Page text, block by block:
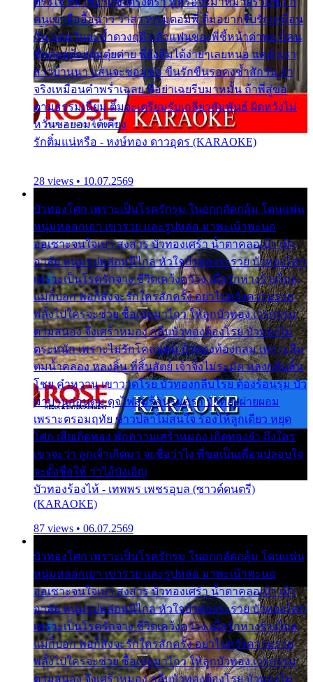
คนเขาลืออื้อฉาว ว่าสาวๆรุมตอมพี่ ติ๋มอยากรับรักเหมือน
กัน แต่หวั่นจะช้ำดวงฤดี กลัวแฟนของพี่ชี้หน้าด่าทอ ก็คน
ชื่อต๋อยต้อยตุ้มตุ๋ยต่าย พี่ยังลืมได้ง่ายๆเลยหนอ แค่ตัวเรา
สาวบ้านนา แสนจะซอมซ่อ ขืนรักขืนรอคงช้ำสักวัน ถ้า
จริงเหมือนคำพร่ำเฉลย พี่อย่าเฉยรีบมาหมั้น ถ้าพี่สู่ขอ
ตามธรรมเนียม ติ๋มจะเตรียมรับเกลียวสัมพันธ์ ผิดหวังไม่
หวั่นขอยอมได้เคียง
รักติ๋มแน่หรือ - หงษ์ทอง ดาวอุดร (KARAOKE)
28 views • 10.07.2569
บัวทองโศก เพราะเป็นโรครักรุม ในอกกลัดกลุ้ม โดนแฟน
หนุ่มหลอกเอา เขารวย และรูปหล่อ มาพะเน้าพะนอ
ออเซาะจนใจเบา สงสาร บัวทองเศร้า น้ำตาคลอเบ้า เฝ้า
อาลัย หนุ่มรูปหล่อหนีไกล หัวใจบัวทองระรวย บัวทองโศก
เพราะเป็นโรครักจาง ชีวิตเคว้งคว้าง เมื่อรักห่างร้างไกล
แม่ก็บอก พ่อก็สั่งจะรักใครสักครั้ง อย่าไปหวังความรวย
พลั้งไปใครจะช่วย ซื้อเปลมาไกว ให้ลูกบัวทอง เวรกรรม
ตามสนอง จึงเศร้าหมอง กลีบบัวทองต้องโรย บัวทองไม่
ตระหนัก เพราะไม่รักโคลนตม บัวทองท้องกลม เพราะลืม
ตมน้ำคลอง หลงลิ้น ที่สิ้นสัตย์ เจ้าจึงไม่ระมัด หลงกลิ่นลิ้น
โชย คำหวาน เขาวาดโรย บัวทองกลีบโรย ต้องร้อนรุม บัว
มาบานก่อนตูม ดุจไฟสุมร้อนรุมอุรา บัวทองผ่ายผอม
เพราะตรอมฤทัย ข้าวปลาไม่สนใจ ร้องไห้ลูกเดียว หยุด
โศก เสียเถิดทอง พักความเศร้าหมอง เถิดทองจ๋า ถึงใคร
เขาจะว่า ลูกเจ้าเกิดมา จะชื่อว่าไง พี่ขอเป็นเพื่อนปลอบใจ
จะตั้งชื่อให้ ว่าไอ้บังเอิญ
บัวทองร้องไห้ - เทพพร เพชรอุบล (ซาวด์ดนตรี)
(KARAOKE)
87 views • 06.07.2569
บัวทองโศก เพราะเป็นโรครักรุม ในอกกลัดกลุ้ม โดนแฟน
หนุ่มหลอกเอา เขารวย และรูปหล่อ มาพะเน้าพะนอ
ออเซาะจนใจเบา สงสาร บัวทองเศร้า น้ำตาคลอเบ้า เฝ้า
อาลัย หนุ่มรูปหล่อหนีไกล หัวใจบัวทองระรวย บัวทองโศก
เพราะเป็นโรครักจาง ชีวิตเคว้งคว้าง เมื่อรักห่างร้างไกล
แม่ก็บอก พ่อก็สั่งจะรักใครสักครั้ง อย่าไปหวังความรวย
พลั้งไปใครจะช่วย ซื้อเปลมาไกว ให้ลูกบัวทอง เวรกรรม
ตามสนอง จึงเศร้าหมอง กลีบบัวทองต้องโรย บัวทองไม่